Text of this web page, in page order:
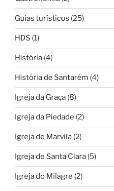
Guias turísticos (25)
HDS (1)
História (4)
História de Santarém (4)
Igreja da Graça (8)
Igreja da Piedade (2)
Igreja de Marvila (2)
Igreja de Santa Clara (5)
Igreja do Milagre (2)